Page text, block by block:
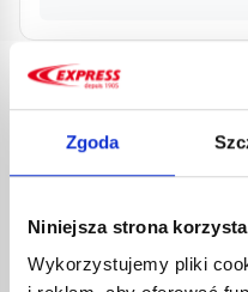
Zgoda
Niniejsza strona
Wykorzystujemy pliki
POWIĄZANE